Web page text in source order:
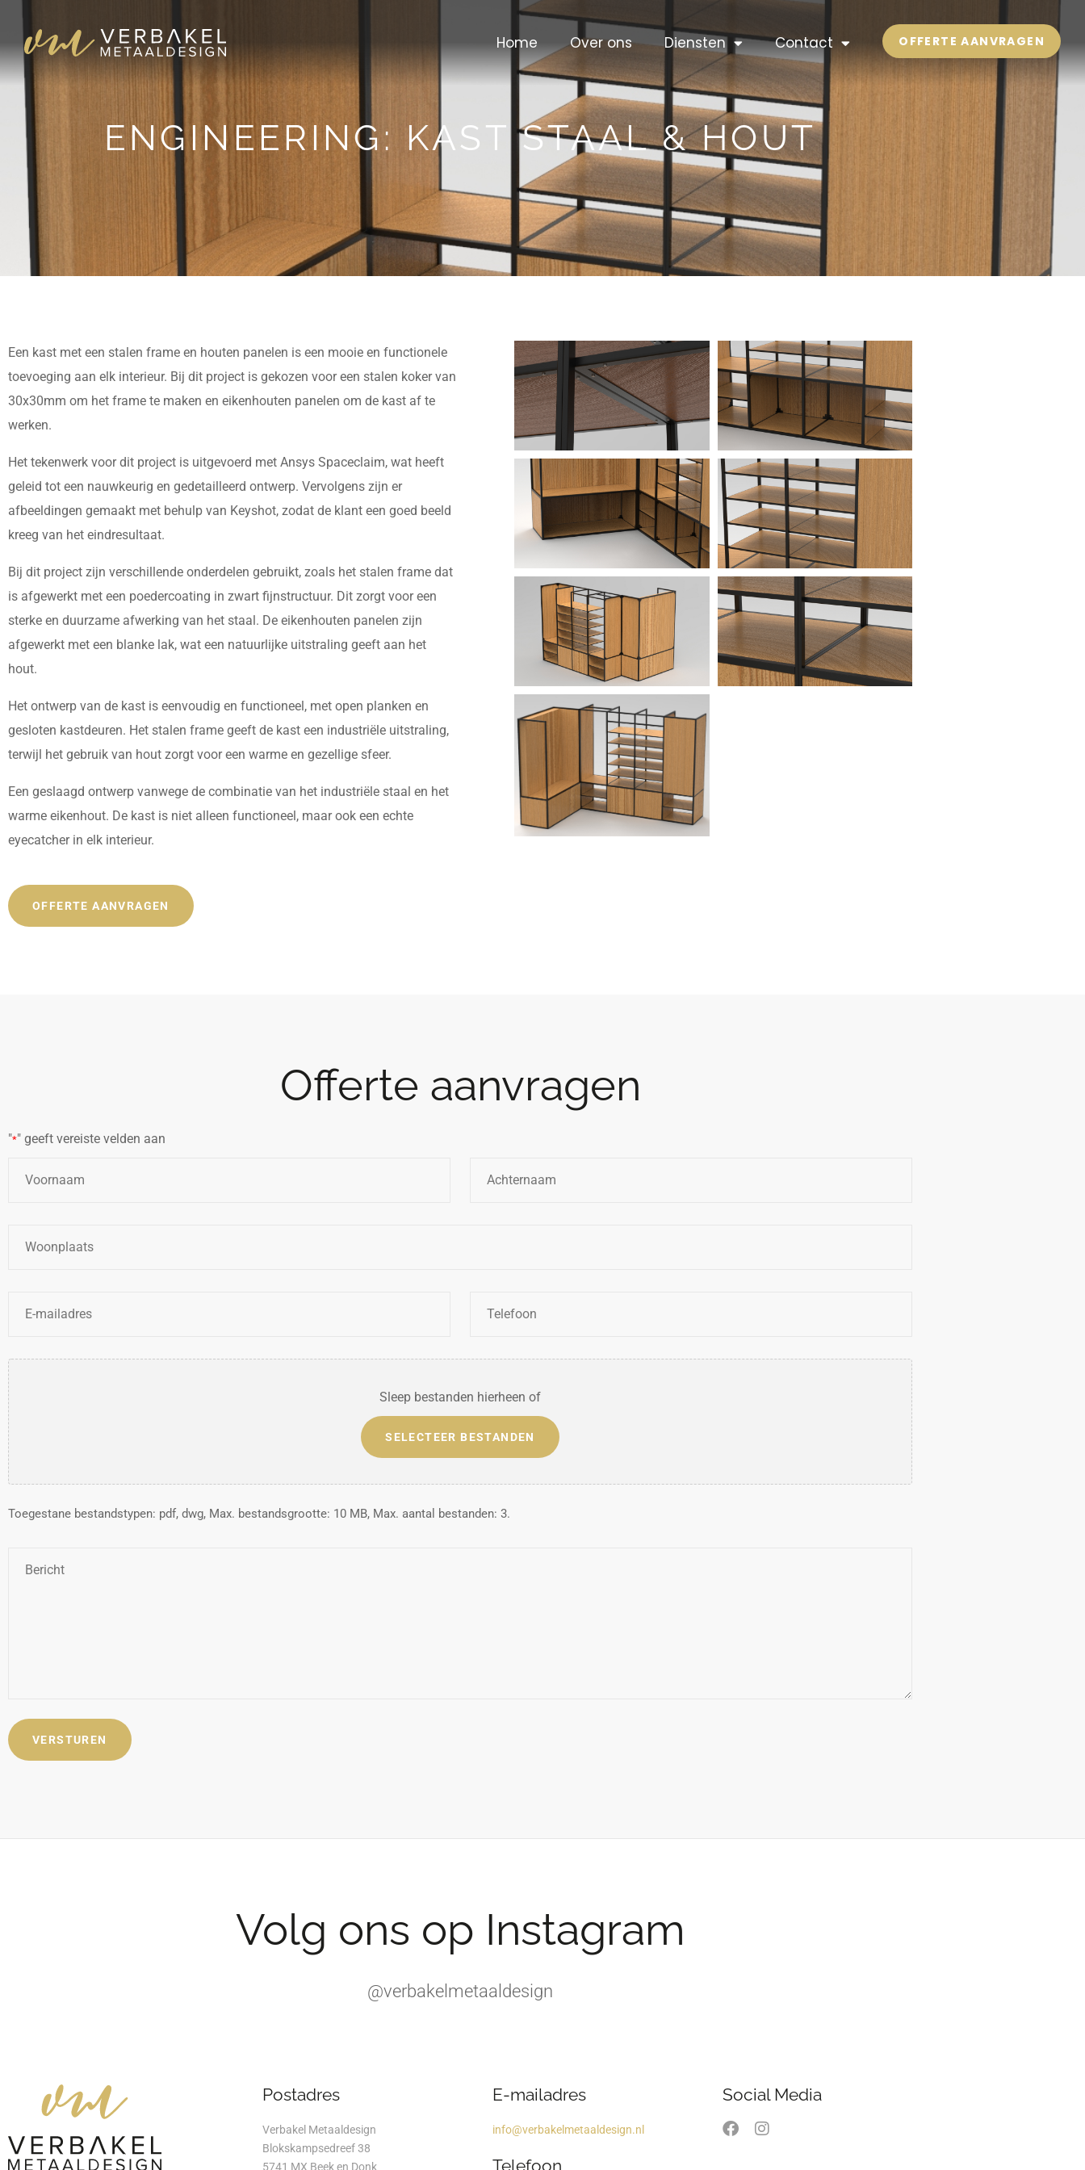
Home Over ons Diensten Contact OFFERTE AANVRAGEN
ENGINEERING: KAST STAAL & HOUT
Een kast met een stalen frame en houten panelen is een mooie en functionele
toevoeging aan elk interieur. Bij dit project is gekozen voor een stalen koker van
30x30mm om het frame te maken en eikenhouten panelen om de kast af te
werken.
Het tekenwerk voor dit project is uitgevoerd met Ansys Spaceclaim, wat heeft
geleid tot een nauwkeurig en gedetailleerd ontwerp. Vervolgens zijn er
afbeeldingen gemaakt met behulp van Keyshot, zodat de klant een goed beeld
kreeg van het eindresultaat.
Bij dit project zijn verschillende onderdelen gebruikt, zoals het stalen frame dat
is afgewerkt met een poedercoating in zwart fijnstructuur. Dit zorgt voor een
sterke en duurzame afwerking van het staal. De eikenhouten panelen zijn
afgewerkt met een blanke lak, wat een natuurlijke uitstraling geeft aan het
hout.
Het ontwerp van de kast is eenvoudig en functioneel, met open planken en
gesloten kastdeuren. Het stalen frame geeft de kast een industriële uitstraling,
terwijl het gebruik van hout zorgt voor een warme en gezellige sfeer.
Een geslaagd ontwerp vanwege de combinatie van het industriële staal en het
warme eikenhout. De kast is niet alleen functioneel, maar ook een echte
eyecatcher in elk interieur.
OFFERTE AANVRAGEN
Offerte aanvragen
"*" geeft vereiste velden aan
Bestanden
Sleep bestanden hierheen of
SELECTEER BESTANDEN
Toegestane bestandstypen: pdf, dwg, Max. bestandsgrootte: 10 MB, Max. aantal bestanden: 3.
Volg ons op Instagram
@verbakelmetaaldesign
Postadres
Verbakel Metaaldesign
Blokskampsedreef 38
5741 MX Beek en Donk
E-mailadres
info@verbakelmetaaldesign.nl
Telefoon
Social Media